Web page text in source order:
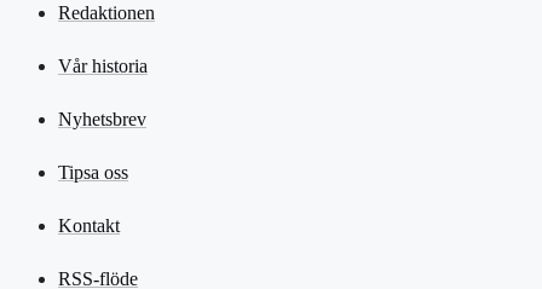
Redaktionen
Vår historia
Nyhetsbrev
Tipsa oss
Kontakt
RSS-flöde